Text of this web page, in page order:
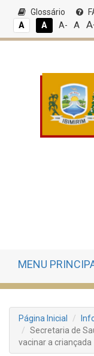
Glossário
A
A A- A
MENU
Página Inicial
Secretaria de
vacinar a criançada